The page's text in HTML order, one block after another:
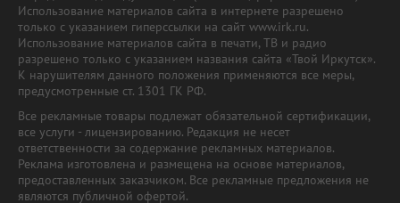
Использование материалов сайта в интернете разрешено
только с указанием гиперссылки на сайт www.irk.ru.
Использование материалов сайта в печати, ТВ и радио
разрешено только с указанием названия сайта «Твой Иркутск».
К нарушителям данного положения применяются все меры,
предусмотренные ст. 1301 ГК РФ.
Все рекламные товары подлежат обязательной сертификации,
все услуги - лицензированию. Редакция не несет
ответственности за содержание рекламных материалов.
Реклама изготовлена и размещена на основе материалов,
предоставленных заказчиком. Все рекламные предложения не
являются публичной офертой.